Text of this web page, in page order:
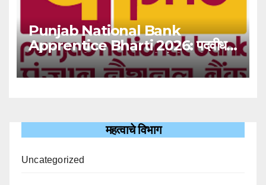
Punjab National Bank
Apprentice Bharti 2026: पदवीधर
उमेदवारांसाठी ५१३८ जागांची मोठी संधी!
महत्वाचे विभाग
Uncategorized